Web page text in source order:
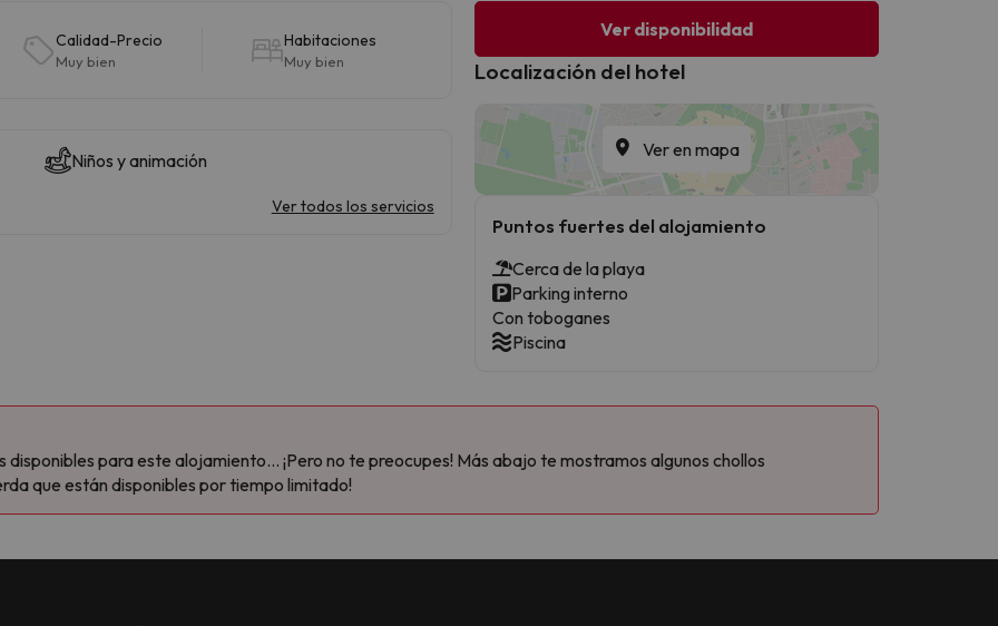
Calidad-Precio
Muy bien
Habitaciones
Muy bien
Niños y animación
Ver todos los servicios
Ver disponibilidad
Localización del hotel
Ver en mapa
Puntos fuertes del alojamiento
Cerca de la playa
Parking interno
Con toboganes
Piscina
para este alojamiento... ¡Pero no te preocupes! Más abajo te mostramos algunos chollos
que están disponibles por tiempo limitado!